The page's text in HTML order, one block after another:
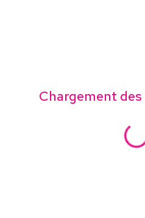
Chargement